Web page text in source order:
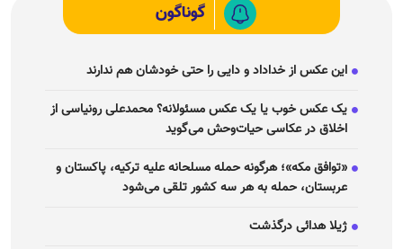
گوناگون
این عکس از خداداد و دایی را حتی خودشان هم ندارند
یک عکس خوب یا یک عکس مسئولانه؟ محمدعلی رونیاسی از
اخلاق در عکاسی حیات‌وحش می‌گوید
«توافق مکه»؛ هرگونه حمله مسلحانه علیه ترکیه، پاکستان و
عربستان، حمله به هر سه کشور تلقی می‌شود
ژیلا هدائی درگذشت